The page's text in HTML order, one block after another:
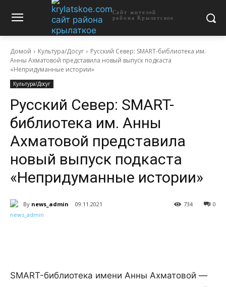
Сайт жителей
района Крылатское
Домой Культура/Досуг
Русский Север: SMART-библиотека им.
Анны Ахматовой представила новый выпуск подкаста
«Непридуманные истории»
Культура/Досуг
Русский Север: SMART-
библиотека им. Анны
Ахматовой представила
новый выпуск подкаста
«Непридуманные истории»
By news_admin 09.11.2021 0
734
SMART-библиотека имени Анны Ахматовой —